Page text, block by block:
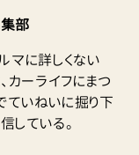
部
マに詳しくない
カーライフにまつ
いねいに掘り下
している。